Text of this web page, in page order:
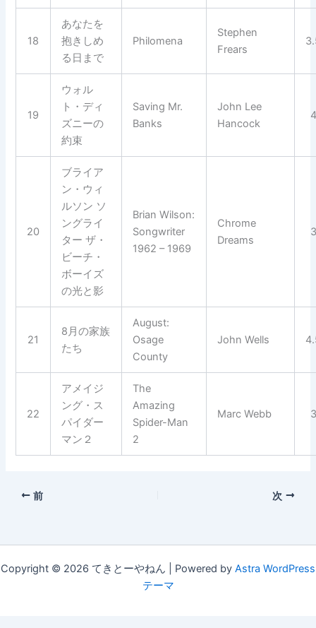
18
あなたを
抱きしめ
る日まで
Philomena
Stephen
Frears
19
ウォル
ト・ディ
ズニーの
約束
Saving Mr.
Banks
John Lee
Hancock
4
20
ブライア
ン・ウィ
ルソン ソ
ングライ
ター ザ・
ビーチ・
ボーイズ
の光と影
Brian Wilson:
Songwriter
1962 – 1969
Chrome
Dreams
3
21
8月の家族
たち
August:
Osage
County
John Wells
22
アメイジ
ング・ス
パイダー
マン２
The
Amazing
Spider-Man
2
Marc Webb 3
前 次
Copyright © 2026 てきとーやねん | Powered by Astra WordPress
テーマ